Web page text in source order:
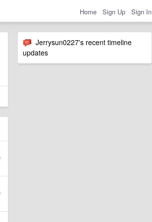
Home Sign Up Sign In
Jerrysun0227's recent timeline
updates